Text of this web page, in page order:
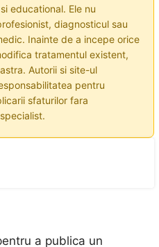
educational. Ele nu
diagnosticul sau
Inainte de a incepe orice
tratamentul existent,
Autorii si site-ul
pentru
sfaturilor fara
a publica un